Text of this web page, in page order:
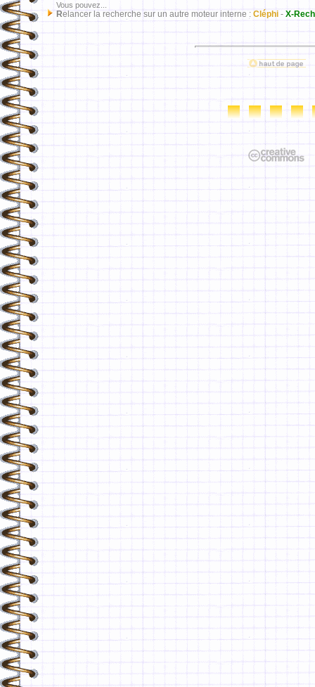
Vous pouvez...
Relancer la recherche sur un autre moteur interne : Cléphi - X-